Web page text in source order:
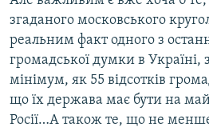
згаданого московського
реальним факт одного з
громадської думки в Україні,
мінімум, як 55 відсотків
що їх держава має бути на
Росії…А також те, що не